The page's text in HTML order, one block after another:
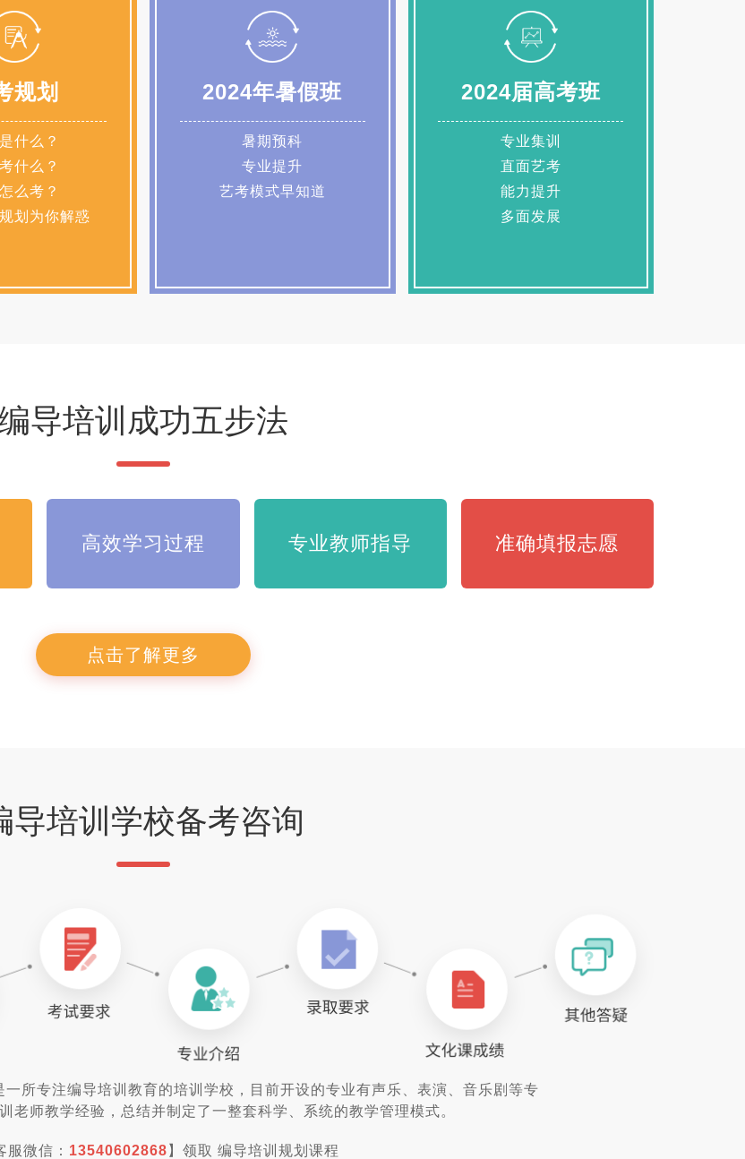
规划
什么？
什么？
么考？
划为你解惑
2024年暑假班
暑期预科
专业提升
艺考模式早知道
2024届高考班
专业集训
直面艺考
能力提升
多面发展
导培训成功五步法
高效学习过程 专业教师指导 准确填报志愿
点击了解更多
导培训学校备考咨询
所专注编导培训教育的培训学校，目前开设的专业有声乐、表演、音乐剧等专
老师教学经验，总结并制定了一整套科学、系统的教学管理模式。
服微信： 13540602868 】领取 编导培训规划课程